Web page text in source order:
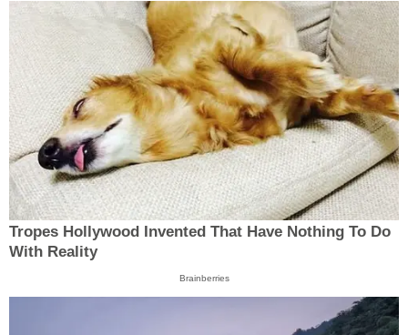
Tropes Hollywood Invented That Have Nothing To Do
With Reality
Brainberries